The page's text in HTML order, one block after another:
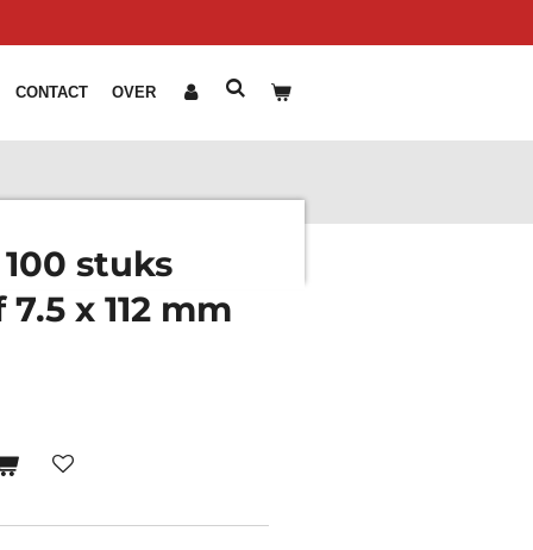
CONTACT OVER
stuks
x 112 mm